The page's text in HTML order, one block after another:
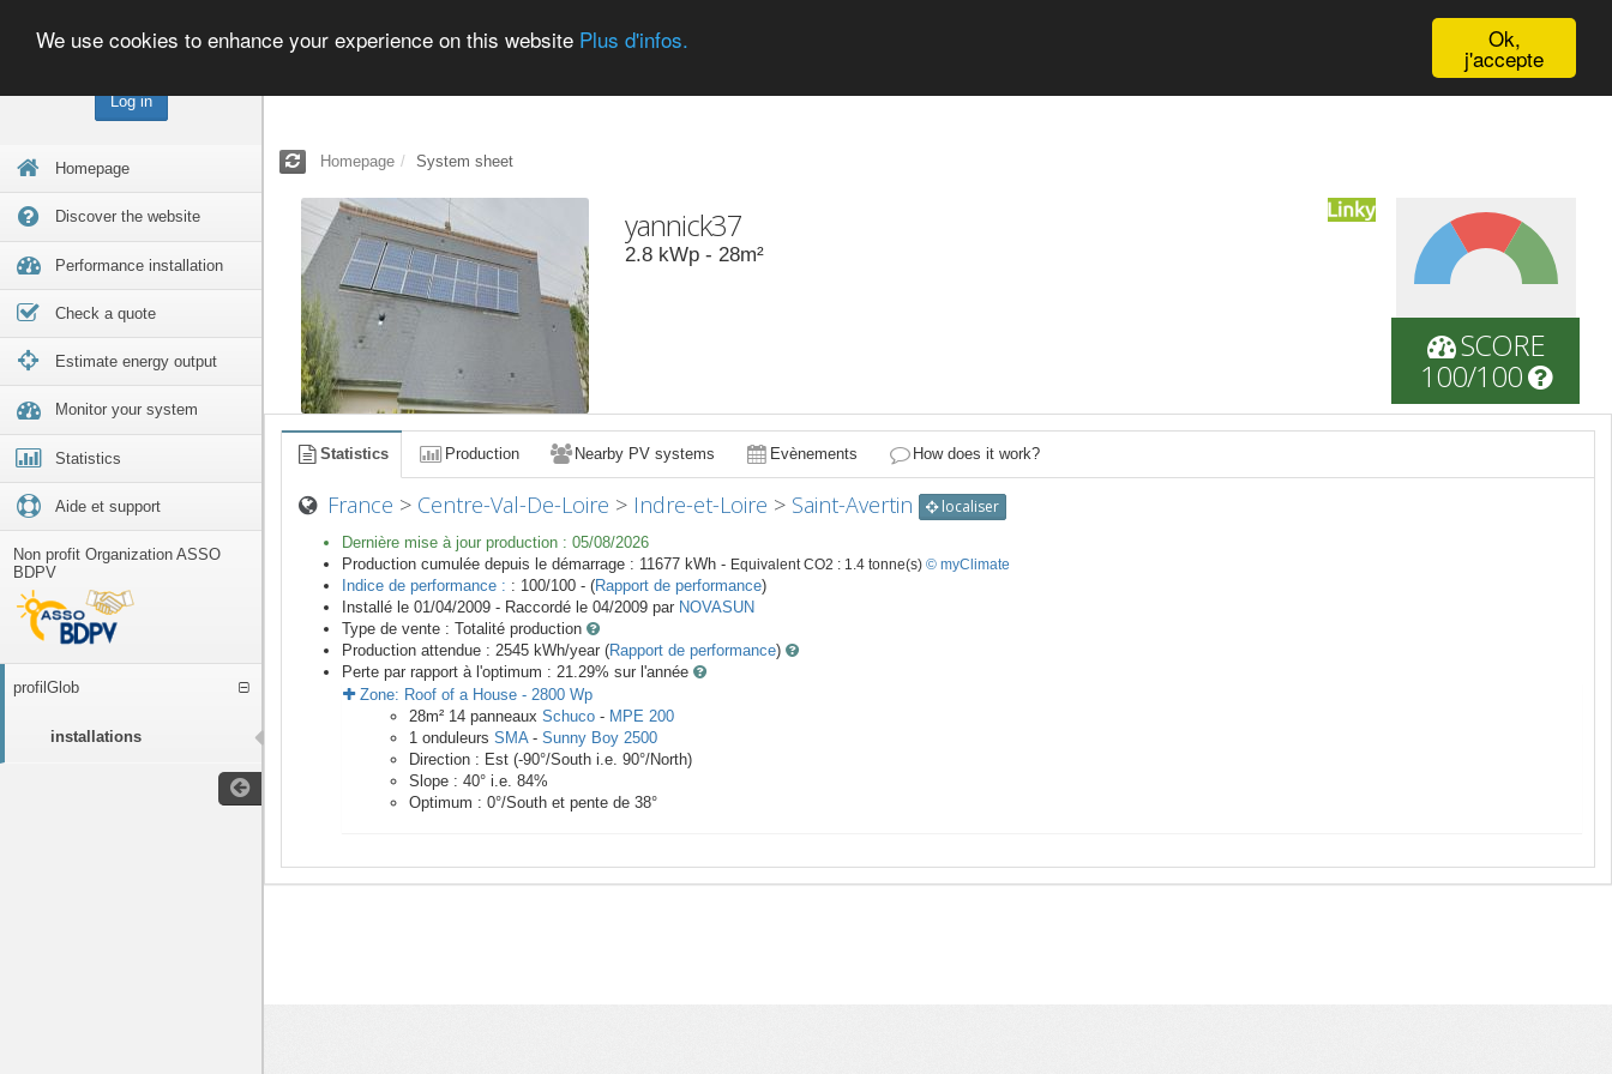
Log in
Homepage
Discover the website
Performance installation
Check a quote
Estimate energy output
Monitor your system
Statistics
Aide et support
Non profit Organization ASSO
BDPV
profilGlob
installations
Ok,
j'accepte
We use cookies to enhance your experience on this website Plus d'infos.
Homepage System sheet
yannick37
2.8 kWp - 28m²
SCORE
100/100
Statistics Production Nearby PV systems Evènements How does it work?
France > Centre-Val-De-Loire > Indre-et-Loire > Saint-Avertin localiser
Dernière mise à jour production : 05/08/2026
Production cumulée depuis le démarrage : 11677 kWh - Equivalent CO2 : 1.4 tonne(s) © myClimate
Indice de performance : : 100/100 - (Rapport de performance)
Installé le 01/04/2009 - Raccordé le 04/2009 par NOVASUN
Type de vente : Totalité production
Production attendue : 2545 kWh/year (Rapport de performance)
Perte par rapport à l'optimum : 21.29% sur l'année
Zone: Roof of a House - 2800 Wp
28m² 14 panneaux Schuco - MPE 200
1 onduleurs SMA- Sunny Boy 2500
Direction : Est (-90°/South i.e. 90°/North)
Slope : 40° i.e. 84%
Optimum : 0°/South et pente de 38°